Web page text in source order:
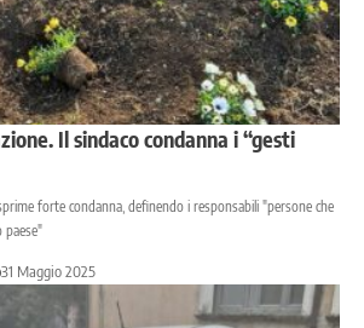
Il sindaco condanna i “gesti
forte condanna, definendo i responsabili "persone che
paese"
31 Maggio 2025